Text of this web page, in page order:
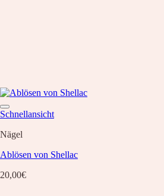
Schnellansicht
Nägel
Ablösen von Shellac
20,00€